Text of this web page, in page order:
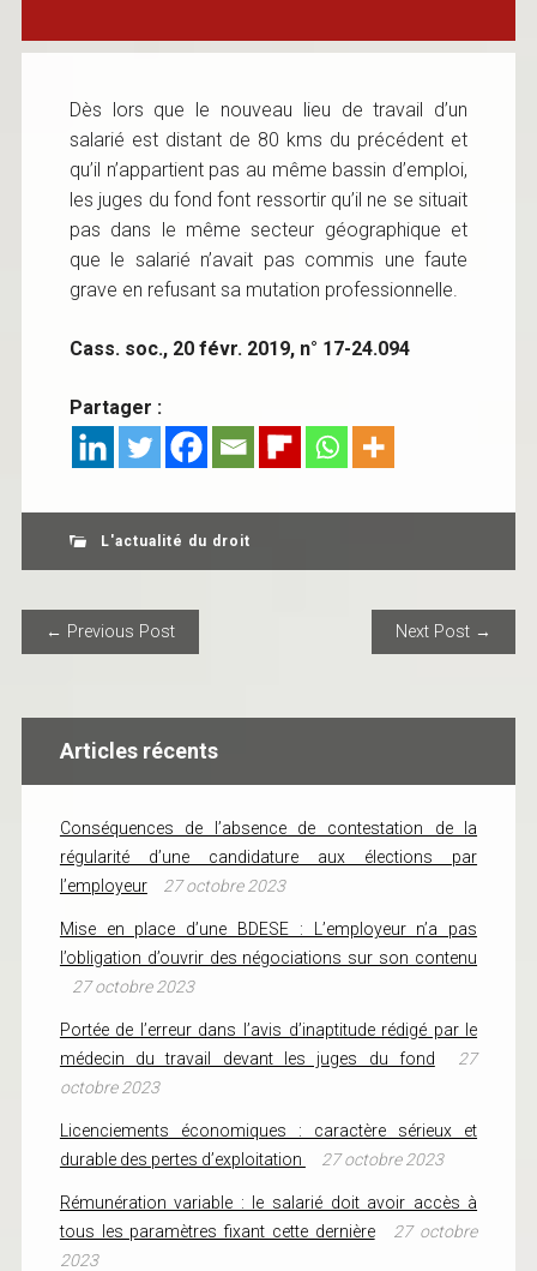
Dès lors que le nouveau lieu de travail d’un
salarié est distant de 80 kms du précédent et
qu’il n’appartient pas au même bassin d’emploi,
les juges du fond font ressortir qu’il ne se situait
pas dans le même secteur géographique et
que le salarié n’avait pas commis une faute
grave en refusant sa mutation professionnelle.
Cass. soc., 20 févr. 2019, n° 17-24.094
Partager :
L'actualité du droit
POST NAVIGATION
← Previous Post Next Post →
Articles récents
Conséquences de l’absence de contestation de la
régularité d’une candidature aux élections par
l’employeur
27 octobre 2023
Mise en place d’une BDESE : L’employeur n’a pas
l’obligation d’ouvrir des négociations sur son contenu
27 octobre 2023
Portée de l’erreur dans l’avis d’inaptitude rédigé par le
médecin du travail devant les juges du fond
27
octobre 2023
Licenciements économiques : caractère sérieux et
durable des pertes d’exploitation
27 octobre 2023
Rémunération variable : le salarié doit avoir accès à
tous les paramètres fixant cette dernière
27 octobre
2023